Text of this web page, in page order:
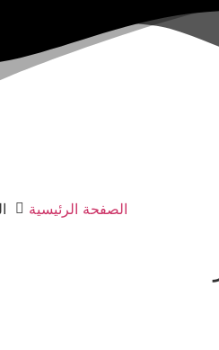
الصفحة الرئيسية